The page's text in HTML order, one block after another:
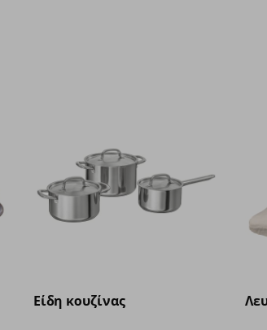
Είδη κουζίνας